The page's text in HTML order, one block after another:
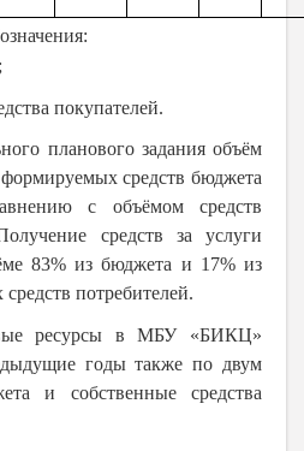
покупателей.
планового задания объём
средств бюджета
с объёмом средств
средств за услуги
83% из бюджета и 17% из
потребителей.
ресурсы в МБУ «БИКЦ»
годы также по двум
и собственные средства